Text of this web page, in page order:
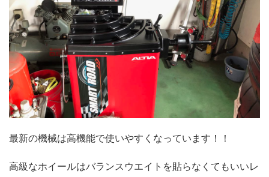
最新の機械は高機能で使いやすくなっています！！
高級なホイールはバランスウエイトを貼らなくてもいいレ